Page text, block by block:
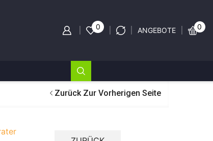
0 ANGEBOTE 0
Zurück Zur Vorherigen Seite